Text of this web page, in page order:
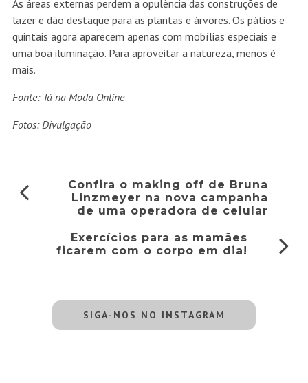
As áreas externas perdem a opulência das construções de
lazer e dão destaque para as plantas e árvores. Os pátios e
quintais agora aparecem apenas com mobílias especiais e
uma boa iluminação. Para aproveitar a natureza, menos é
mais.
Fonte: Tá na Moda Online
Fotos: Divulgação
Confira o making off de Bruna
Linzmeyer na nova campanha
de uma operadora de celular
Exercícios para as mamães
ficarem com o corpo em dia!
SIGA-NOS NO INSTAGRAM